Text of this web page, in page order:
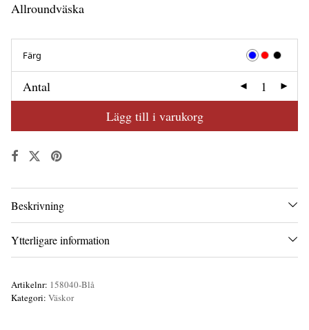
Allroundväska
Färg
Antal
Lägg till i varukorg
Beskrivning
Ytterligare information
Artikelnr: 158040-Blå
Kategori: Väskor